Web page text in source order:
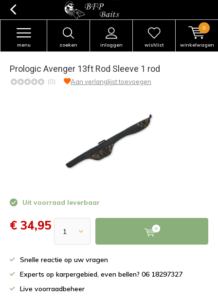
zoeken inloggen
menu wishlist winkelwagen
0
Prologic Avenger 13ft Rod Sleeve 1 rod
(0) Aan verlanglijst toevoegen
Uit voorraad leverbaar
€ 34,95
Snelle reactie op uw vragen
Experts op karpergebied, even bellen? 06 18297327
Live voorraadbeheer